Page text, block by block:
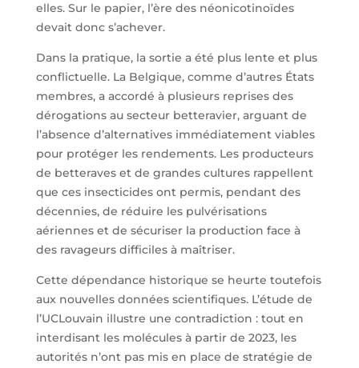
elles. Sur le papier, l’ère des néonicotinoïdes
devait donc s’achever.
Dans la pratique, la sortie a été plus lente et plus
conflictuelle. La Belgique, comme d’autres États
membres, a accordé à plusieurs reprises des
dérogations au secteur betteravier, arguant de
l’absence d’alternatives immédiatement viables
pour protéger les rendements. Les producteurs
de betteraves et de grandes cultures rappellent
que ces insecticides ont permis, pendant des
décennies, de réduire les pulvérisations
aériennes et de sécuriser la production face à
des ravageurs difficiles à maîtriser.
Cette dépendance historique se heurte toutefois
aux nouvelles données scientifiques. L’étude de
l’UCLouvain illustre une contradiction : tout en
interdisant les molécules à partir de 2023, les
autorités n’ont pas mis en place de stratégie de